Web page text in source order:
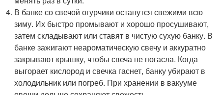
В банке со свечой огурчики останутся свежими всю
зиму. Их быстро промывают и хорошо просушивают,
затем складывают или ставят в чистую сухую банку. В
банке зажигают неароматическую свечу и аккуратно
закрывают крышку, чтобы свеча не погасла. Когда
выгорает кислород и свечка гаснет, банку убирают в
холодильник или погреб. При хранении в вакууме